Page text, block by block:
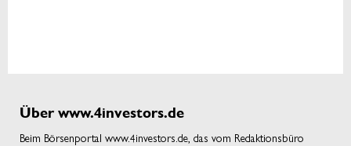
Über www.4investors.de
Beim Börsenportal www.4investors.de, das vom Redaktionsbüro